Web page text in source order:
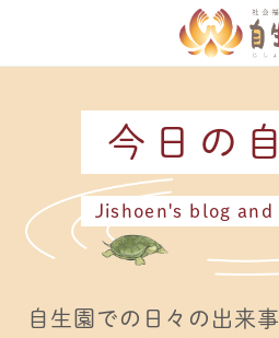
今日の
Jishoen's blog
自生園での日々の出来